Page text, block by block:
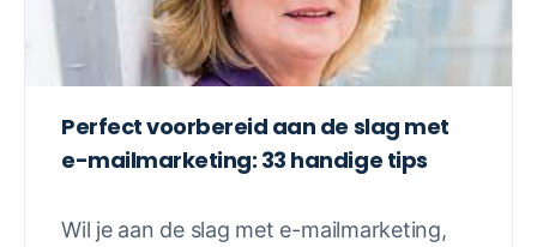
Perfect voorbereid aan de slag met
e-mailmarketing: 33 handige tips
Wil je aan de slag met e-mailmarketing,